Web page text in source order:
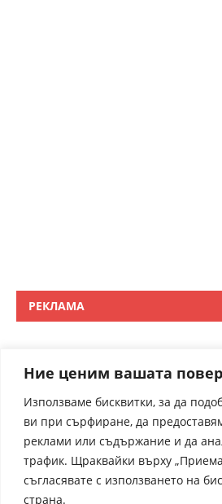
Ние ценим вашата
Използваме бисквитки, за да
ви при сърфиране, да
реклами или съдържание и да
трафик. Щраквайки върху
съгласявате с използването на
страна.
РЕКЛАМА